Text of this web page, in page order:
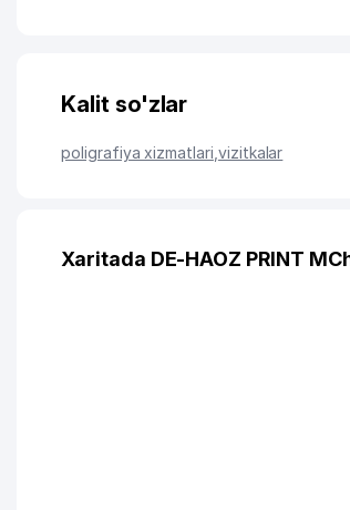
Kalit so'zlar
poligrafiya xizmatlari vizitkalar
Xaritada DE-HAOZ PRINT